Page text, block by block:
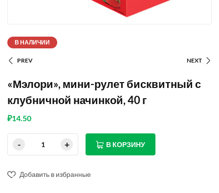
В НАЛИЧИИ
PREV NEXT
«Мэлори», мини-рулет бисквитный с
клубничной начинкой, 40 г
₽14.50
В КОРЗИНУ
Добавить в избранные